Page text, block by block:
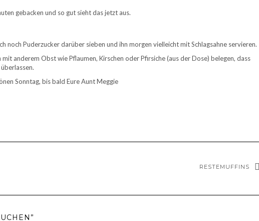
gebacken und so gut sieht das jetzt aus.
noch Puderzucker darüber sieben und ihn morgen vielleicht mit Schlagsahne servieren.
anderem Obst wie Pflaumen, Kirschen oder Pfirsiche (aus der Dose) belegen, dass
Sonntag, bis bald Eure Aunt Meggie
RESTEMUFFINS